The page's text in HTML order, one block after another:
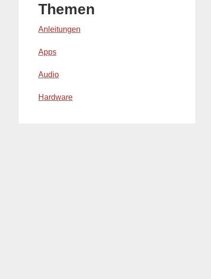
Themen
Anleitungen
Apps
Audio
Hardware